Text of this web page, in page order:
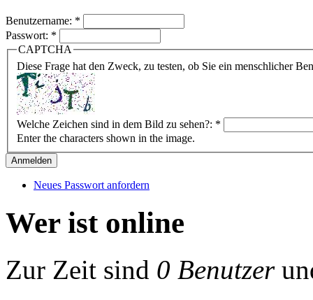
Benutzername: *
Passwort: *
CAPTCHA
Diese Frage hat den Zweck, zu testen, ob Sie ein menschlicher
Welche Zeichen sind in dem Bild zu sehen?: *
Enter the characters shown in the image.
Neues Passwort anfordern
Wer ist online
Zur Zeit sind 0 Benutzer